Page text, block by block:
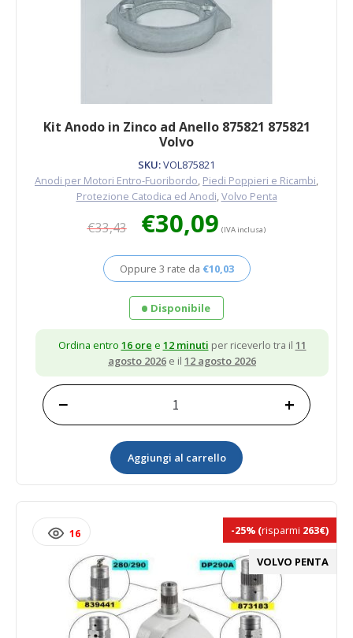
Kit Anodo in Zinco ad Anello 875821 875821
Volvo
SKU:VOL875821
Anodi per Motori Entro-Fuoribordo, Piedi Poppieri e Ricambi,
Protezione Catodica ed Anodi,Volvo Penta
€33,43
prezzo
era:
€33,43.
€30,09 prezzo
è:
€30,09.
(IVA inclusa)
Oppure 3 rate da €10,03
Disponibile
Ordina entro 16 ore e 12 minuti per riceverlo tra il 11
agosto 2026 e il 12 agosto 2026
Kit
Anodo
875821
875821
Volvo
− +
Aggiungi al carrello
VOLVO PENTA
-25% (risparmi 263€)
16